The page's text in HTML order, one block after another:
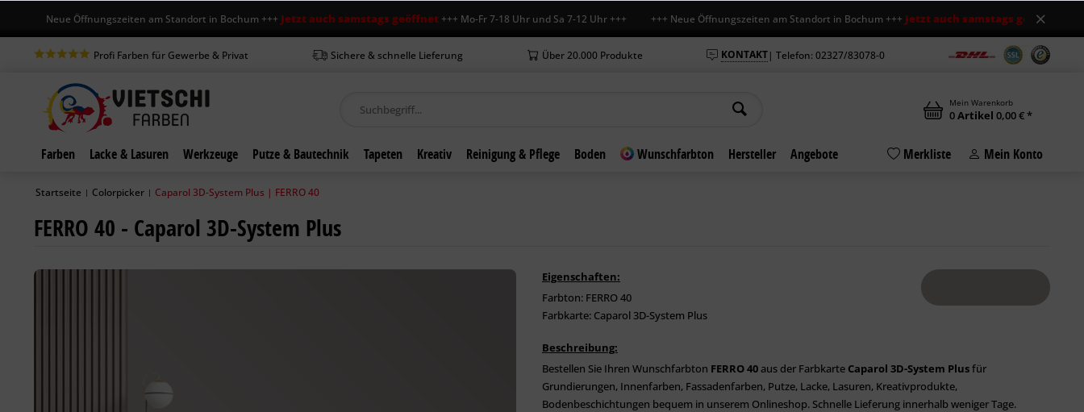
Neue Öffnungszeiten am Standort in Bochum +++Jetzt auch samstags geöffnet+++ Mo-Fr 7-18 Uhr und Sa 7-12 Uhr +++ +++ Neue Öffnungszeiten am Standort in Bochum +++Jetzt auch samstags geöffnet +++ Mo-
Profi Farben für Gewerbe & Privat Sichere & schnelle Lieferung Über 20.000 Produkte KONTAKT| Telefon: 02327/83078-0
Mein Warenkorb
0Artikel 0,00 € *
Farben Lacke & Lasuren Werkzeuge Putze & Bautechnik Tapeten Kreativ Reinigung & Pflege Boden Wunschfarbton Hersteller Angebote Merkliste Mein Konto
Startseite | Colorpicker | Caparol 3D-System Plus | FERRO 40
FERRO 40 - Caparol 3D-System Plus
Eigenschaften:
Farbton: FERRO 40
Farbkarte: Caparol 3D-System Plus
Beschreibung:
Bestellen Sie Ihren Wunschfarbton FERRO 40aus der Farbkarte Caparol 3D-System Plusfür
Grundierungen, Innenfarben, Fassadenfarben, Putze, Lacke, Lasuren, Kreativprodukte,
Bodenbeschichtungen bequem in unserem Onlineshop. Schnelle Lieferung innerhalb weniger Tage.